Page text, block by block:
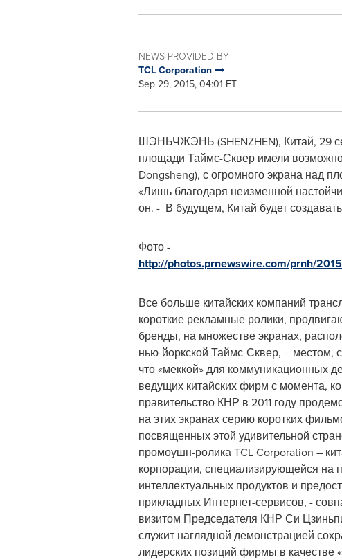
NEWS PROVIDED BY
TCL Corporation
Sep 29, 2015, 04:01 ET
ШЭНЬЧЖЭНЬ (SHENZHEN), Китай, 29
площади Таймс-Сквер имели
Dongsheng), с огромного экрана над
«Лишь благодаря неизменной
он. - В будущем, Китай будет
Фото -
http://photos.prnewswire.com/prnh/
Все больше китайских компаний
короткие рекламные ролики,
бренды, на множестве экранах,
нью-йоркской Таймс-Сквер, - местом,
что «меккой» для коммуникационных
ведущих китайских фирм с момента,
правительство КНР в 2011 году
на этих экранах серию коротких
посвященных этой удивительной
промоушн-ролика TCL Corporation –
корпорации, специализирующейся на
интеллектуальных продуктов и
прикладных Интернет-сервисов, -
визитом Председателя КНР Си
служит наглядной демонстрацией
лидерских позиций фирмы в качестве